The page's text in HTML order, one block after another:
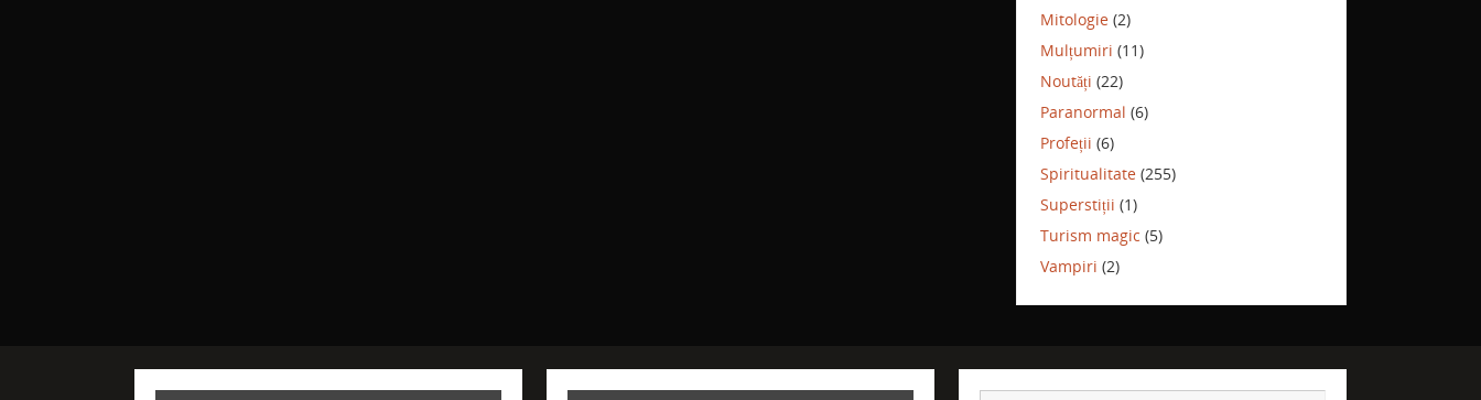
Mitologie (2)
Mulțumiri (11)
Noutăți (22)
Paranormal (6)
Profeții (6)
Spiritualitate (255)
Superstiții (1)
Turism magic (5)
Vampiri (2)